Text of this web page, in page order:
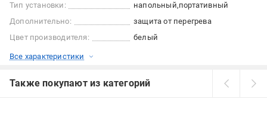
Тип установки:
напольный портативный
Дополнительно:
защита от перегрева
Цвет производителя:
белый
Все характеристики
Также покупают из категорий